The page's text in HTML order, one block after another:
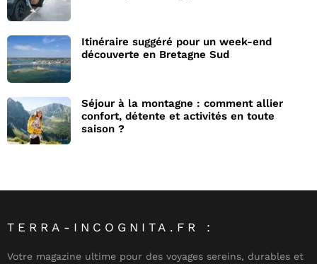
Itinéraire suggéré pour un week-end
découverte en Bretagne Sud
Séjour à la montagne : comment allier
confort, détente et activités en toute
saison ?
TERRA-INCOGNITA.FR :
Votre magazine ultime pour des voyages sereins, durables et